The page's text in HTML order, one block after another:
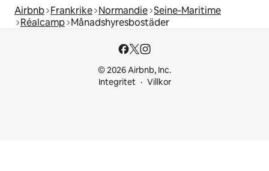
Airbnb Frankrike Normandie Seine-Maritime
Réalcamp Månadshyresbostäder
© 2026 Airbnb, Inc.
Integritet
Villkor